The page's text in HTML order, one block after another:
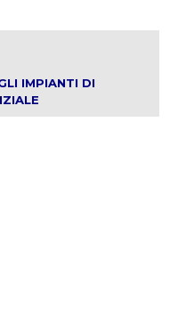
IMPIANTI DI